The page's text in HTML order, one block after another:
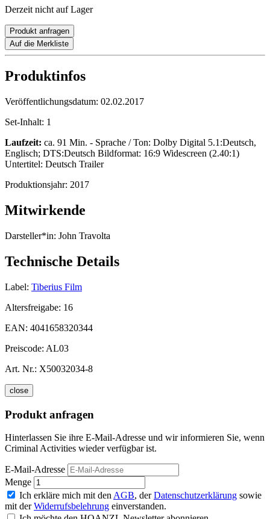
Derzeit nicht auf Lager
Produkt anfragen
Auf die Merkliste
Produktinfos
Veröffentlichungsdatum: 02.02.2017
Set-Inhalt: 1
Laufzeit: ca. 91 Min. - Sprache / Ton: Dolby Digital 5.1:Deutsch,
Englisch; DTS:Deutsch Bildformat: 16:9 Widescreen (2.40:1)
Untertitel: Deutsch Trailer
Produktionsjahr: 2017
Mitwirkende
Darsteller*in: John Travolta
Technische Details
Label: Tiberius Film
Altersfreigabe: 16
EAN: 4041658320344
Preiscode: AL03
Art. Nr.: X50032034-8
close
Produkt anfragen
Hinterlassen Sie ihre E-Mail-Adresse und wir informieren Sie, wenn
Criminal Activities wieder verfügbar ist.
E-Mail-Adresse
Menge
Ich erkläre mich mit den AGB, derDatenschutzerklärung sowie
mit derWiderrufsbelehrung einverstanden.